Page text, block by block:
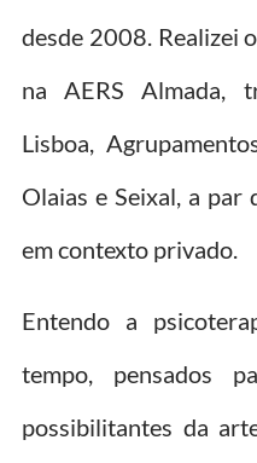
desde 2008. Realizei
na AERS Almada,
Lisboa,
Olaias e Seixal, a
em contexto privado.
Entendo a
tempo, pensados
possibilitantes da